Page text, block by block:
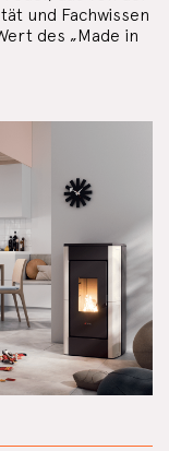
und Fachwissen
des „Made in